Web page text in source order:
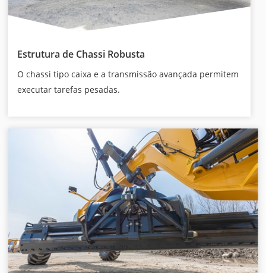
Estrutura de Chassi Robusta
O chassi tipo caixa e a transmissão avançada permitem
executar tarefas pesadas.